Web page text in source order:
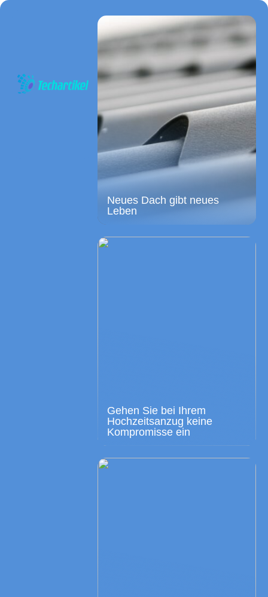
Neues Dach gibt neues
Leben
Gehen Sie bei Ihrem
Hochzeitsanzug keine
Kompromisse ein